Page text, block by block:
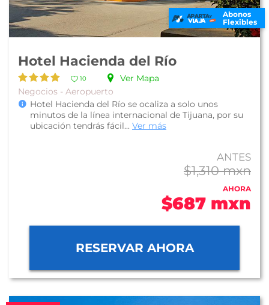
Abonos
Flexibles
Hotel Hacienda del Río
10
Ver Mapa
Negocios - Aeropuerto
Hotel Hacienda del Río se ocaliza a solo unos
minutos de la línea internacional de Tijuana, por su
ubicación tendrás fácil... Ver más
ANTES
$1,310 mxn
AHORA
$687 mxn
RESERVAR AHORA